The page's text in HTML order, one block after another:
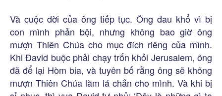
Và cuộc đời của ông tiếp tục. Ông đau khổ vì bị
con mình phản bội, nhưng không bao giờ ông
mượn Thiên Chúa cho mục đích riêng của mình.
Khi Đavid buộc phải chạy trốn khỏi Jerusalem, ông
đã để lại Hòm bia, và tuyên bố rằng ông sẽ không
mượn Thiên Chúa làm lá chắn cho mình. Và khi bị